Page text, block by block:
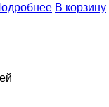
В корзину